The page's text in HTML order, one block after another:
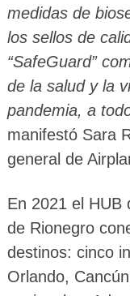
medidas de
los sellos de
“SafeGuard”
de la salud y la
pandemia, a
manifestó Sara
general de
En 2021 el HUB
de Rionegro
destinos: cinco
Orlando,